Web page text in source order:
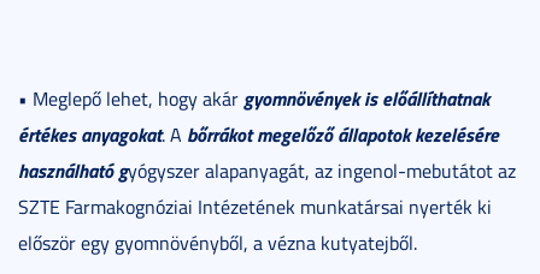
• Meglepő lehet, hogy akár gyomnövények is előállíthatnak
értékes anyagokat. A bőrrákot megelőző állapotok kezelésére
használható gyógyszer alapanyagát, az ingenol-mebutátot az
SZTE Farmakognóziai Intézetének munkatársai nyerték ki
először egy gyomnövényből, a vézna kutyatejből.